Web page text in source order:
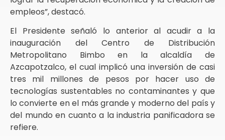
empleos”, destacó.
El Presidente señaló lo anterior al acudir a la
inauguración del Centro de Distribución
Metropolitano Bimbo en la alcaldía de
Azcapotzalco, el cual implicó una inversión de casi
tres mil millones de pesos por hacer uso de
tecnologías sustentables no contaminantes y que
lo convierte en el más grande y moderno del país y
del mundo en cuanto a la industria panificadora se
refiere.